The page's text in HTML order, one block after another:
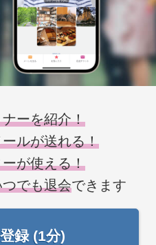
ーを紹介！
ルが送れる！
が使える！
でも退会できます
録 (1分)